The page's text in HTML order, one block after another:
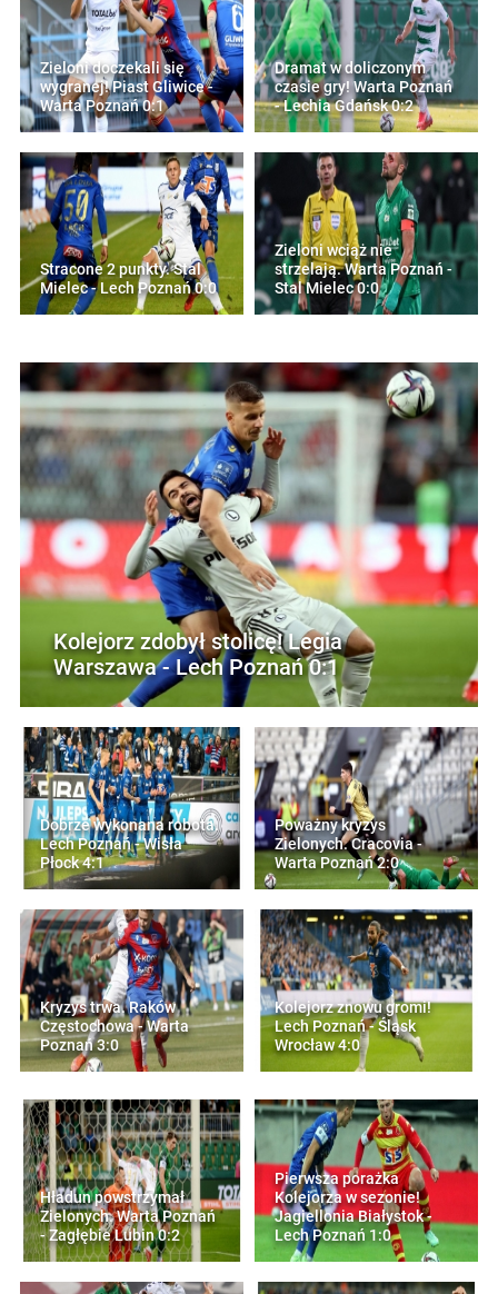
Zieloni doczekali się
wygranej! Piast Gliwice -
Warta Poznań 0:1
Dramat w doliczonym
czasie gry! Warta Poznań
- Lechia Gdańsk 0:2
Stracone 2 punkty. Stal
Mielec - Lech Poznań 0:0
Zieloni wciąż nie
strzelają. Warta Poznań -
Stal Mielec 0:0
Kolejorz zdobył stolicę! Legia
Warszawa - Lech Poznań 0:1
Dobrze wykonana robota.
Lech Poznań - Wisła
Płock 4:1
Poważny kryzys
Zielonych. Cracovia -
Warta Poznań 2:0
Kryzys trwa. Raków
Częstochowa - Warta
Poznań 3:0
Kolejorz znowu gromi!
Lech Poznań - Śląsk
Wrocław 4:0
Hładun powstrzymał
Zielonych. Warta Poznań
- Zagłębie Lubin 0:2
Pierwsza porażka
Kolejorza w sezonie!
Jagiellonia Białystok -
Lech Poznań 1:0